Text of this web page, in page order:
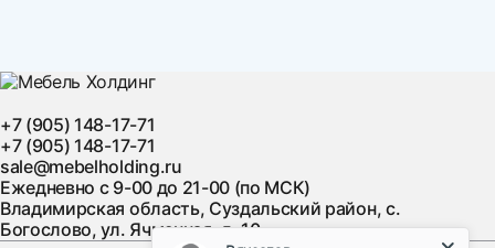
+7 (905) 148-17-71
+7 (905) 148-17-71
sale@mebelholding.ru
Ежедневно с 9-00 до 21-00 (по МСК)
Владимирская область, Суздальский район, с.
Богослово, ул. Ячменная, д. 10